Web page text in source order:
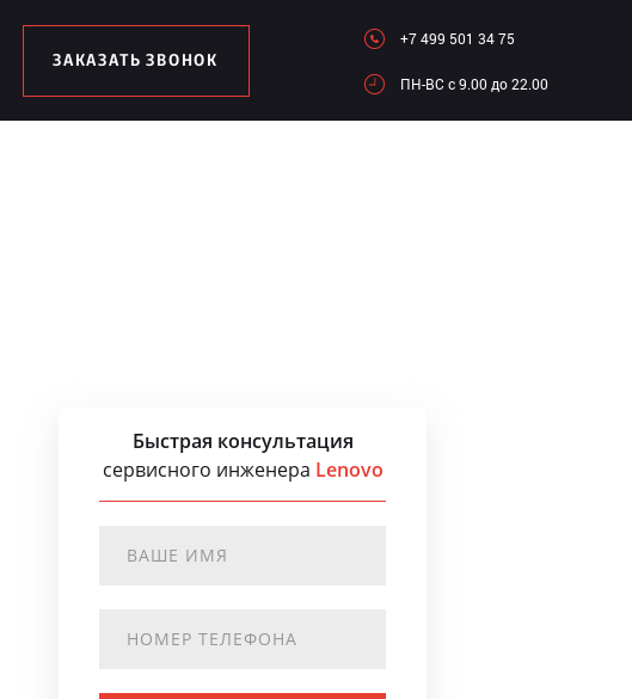
ЗАКАЗАТЬ ЗВОНОК
+7 499 501 34 75
ПН-ВC c 9.00 до 22.00
Быстрая консультация
сервисного инженера Lenovo